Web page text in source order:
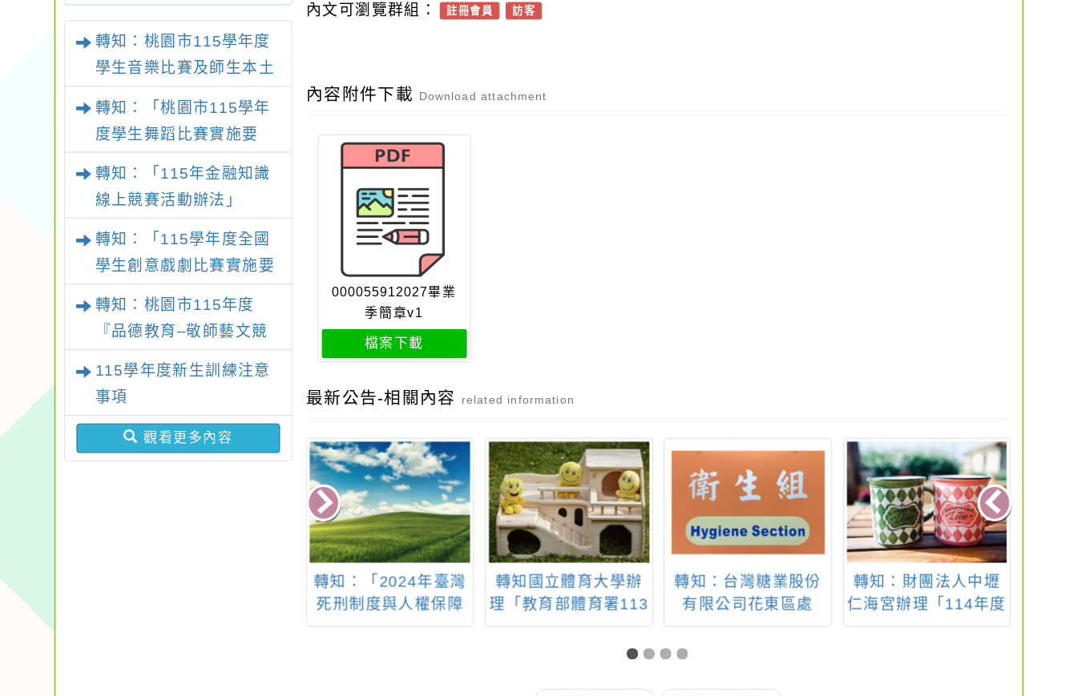
轉知：桃園市115學年度
學生音樂比賽及師生本土
轉知：「桃園市115學年
度學生舞蹈比賽實施要
轉知：「115年金融知識
線上競賽活動辦法」
轉知：「115學年度全國
學生創意戲劇比賽實施要
轉知：桃園市115年度
『品德教育–敬師藝文競
115學年度新生訓練注意
事項
觀看更多內容
內文可瀏覽群組： 註冊會員 訪客
內容附件下載 Download attachment
000055912027畢業
季簡章v1
檔案下載
最新公告-相關內容 related information
因應流感季，
施打流感疫苗
員工生儘速完
轉知：「2024年臺灣
死刑制度與人權保障
轉知國立體育大學辦
理「教育部體育署113
轉知：台灣糖業股份
有限公司花東區處
中心」環境教育課程
轉知：財團法人中壢
仁海宮辦理「114年度